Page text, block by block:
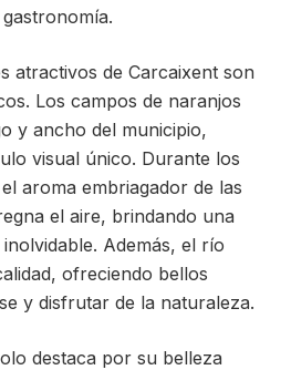
atractivos de Carcaixent son
Los campos de naranjos
y ancho del municipio,
visual único. Durante los
aroma embriagador de las
el aire, brindando una
Además, el río
ofreciendo bellos
y disfrutar de la naturaleza.
destaca por su belleza